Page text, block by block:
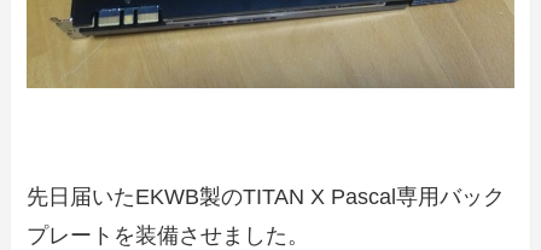
先日届いたEKWB製のTITAN X Pascal専用バック
プレートを装備させました。